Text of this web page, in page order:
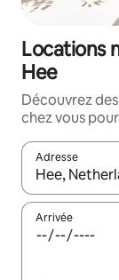
Locations
Hee
Découvrez
chez vous
Adresse
Lorsque les
Arrivée